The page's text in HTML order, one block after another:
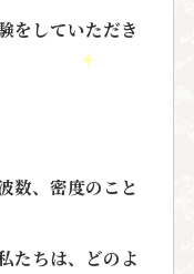
をしていただき
数、密度のこと
たちは、どのよ